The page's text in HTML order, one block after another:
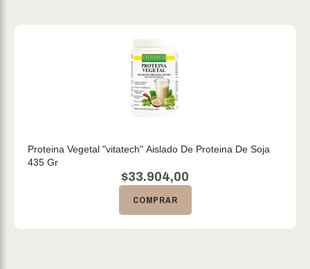
Proteina Vegetal "vitatech" Aislado De Proteina De Soja
435 Gr
$33.904,00
COMPRAR